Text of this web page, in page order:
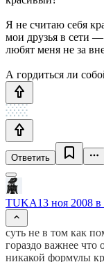
Я не считаю себя
мои друзья в сети
любят меня не за
А гордиться ли
Ответить
TUKA13 ноя 2008 в
суть не в том как
гораздо важнее что
никакой формулы